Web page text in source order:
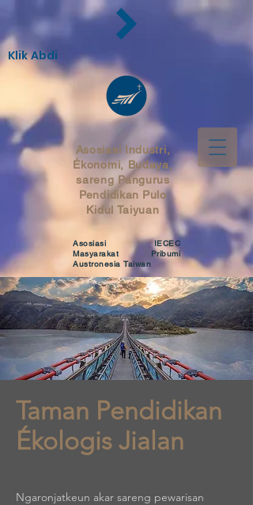
Asosiasi Industri,
Ékonomi, Budaya,
sareng Pangurus
Pendidikan Pulo
Kidul Taiyuan
Asosiasi IECEC
Masyarakat Pribumi
Austronesia Taiwan
Klik Abdi
Taman Pendidikan
Ékologis Jialan
Ngaronjatkeun akar sareng pewarisan